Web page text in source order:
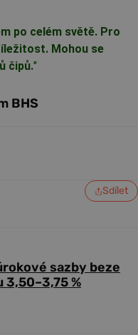
po celém světě. Pro
Mohou se
čipů."
BHS
Sdílet
sazby beze
3,50–3,75 %